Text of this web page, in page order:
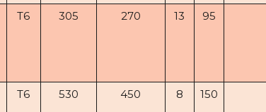
T6 305 270 13 95
T6 530 450 8 150